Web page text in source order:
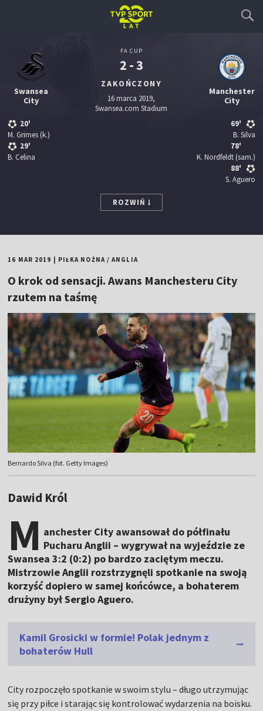
Swansea
City
20'
M. Grimes (k.)
29'
B. Celina
FA CUP
2 - 3
ZAKOŃCZONY
16 marca 2019,
Swansea.com Stadium
Manchester
City
69'
B. Silva
78'
K. Nordfeldt (sam.)
88'
S. Aguero
ROZWIŃ
16 MAR 2019 PIŁKA NOŻNA/ANGLIA
O krok od sensacji. Awans Manchesteru City
rzutem na taśmę
Bernardo Silva (fot. Getty Images)
Dawid Król
M anchester City awansował do półfinału
Pucharu Anglii – wygrywał na wyjeździe ze
Swansea 3:2 (0:2) po bardzo zaciętym meczu.
Mistrzowie Anglii rozstrzygnęli spotkanie na swoją
korzyść dopiero w samej końcówce, a bohaterem
drużyny był Sergio Aguero.
Kamil Grosicki w formie! Polak jednym z
bohaterów Hull
City rozpoczęło spotkanie w swoim stylu – długo utrzymując
się przy piłce i starając się kontrolować wydarzenia na boisku.